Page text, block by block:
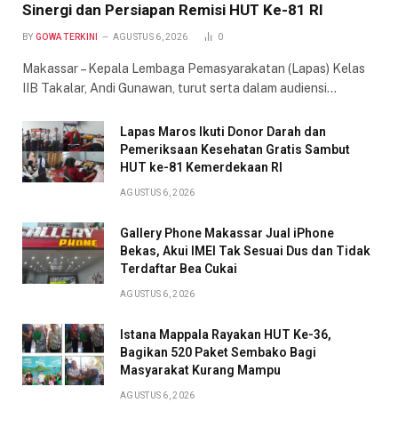
Sinergi dan Persiapan Remisi HUT Ke-81 RI
BY GOWA TERKINI AGUSTUS 6, 2026 0
Makassar – Kepala Lembaga Pemasyarakatan (Lapas) Kelas
IIB Takalar, Andi Gunawan, turut serta dalam audiensi…
Lapas Maros Ikuti Donor Darah dan
Pemeriksaan Kesehatan Gratis Sambut
HUT ke-81 Kemerdekaan RI
AGUSTUS 6, 2026
Gallery Phone Makassar Jual iPhone
Bekas, Akui IMEI Tak Sesuai Dus dan Tidak
Terdaftar Bea Cukai
AGUSTUS 6, 2026
Istana Mappala Rayakan HUT Ke-36,
Bagikan 520 Paket Sembako Bagi
Masyarakat Kurang Mampu
AGUSTUS 6, 2026